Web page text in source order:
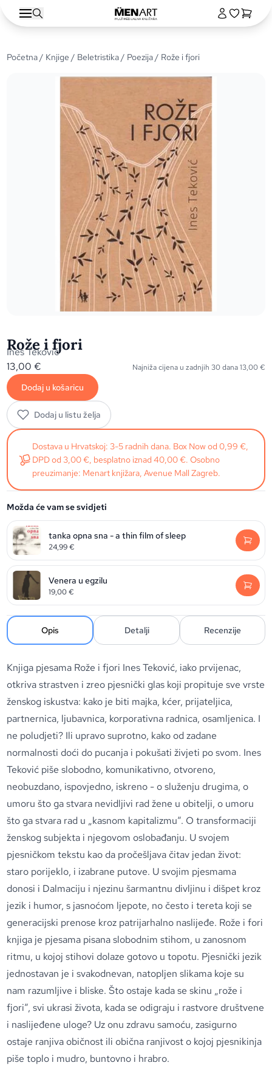
Početna/ Knjige / Beletristika/ Poezija/ Rože i fjori
Rože i fjori
Ines Teković
13,00€ Najniža cijena u zadnjih 30 dana13,00€
Dodaj u košaricu
Dodaj u listu želja
Dostava u Hrvatskoj: 3-5 radnih dana. Box Now od 0,99 €,
DPD od 3,00 €, besplatno iznad 40,00 €. Osobno
preuzimanje: Menart knjižara, Avenue Mall Zagreb.
Možda će vam se svidjeti
tanka opna sna - a thin film of sleep
24,99€
Venera u egzilu
19,00€
Opis Detalji Recenzije
Knjiga pjesama Rože i fjori Ines Teković, iako prvijenac,
otkriva strastven i zreo pjesnički glas koji propituje sve vrste
ženskog iskustva: kako je biti majka, kćer, prijateljica,
partnernica, ljubavnica, korporativna radnica, osamljenica. I
ne poludjeti? Ili upravo suprotno, kako od zadane
normalnosti doći do pucanja i pokušati živjeti po svom. Ines
Teković piše slobodno, komunikativno, otvoreno,
neobuzdano, ispovjedno, iskreno - o služenju drugima, o
umoru što ga stvara nevidljivi rad žene u obitelji, o umoru
što ga stvara rad u „kasnom kapitalizmu“. O transformaciji
ženskog subjekta i njegovom oslobađanju. U svojem
pjesničkom tekstu kao da pročešljava čitav jedan život:
staro porijeklo, i izabrane putove. U svojim pjesmama
donosi i Dalmaciju i njezinu šarmantnu divljinu i dišpet kroz
jezik i humor, s jasnoćom ljepote, no često i tereta koji se
generacijski prenose kroz patrijarhalno naslijeđe. Rože i fori
knjiga je pjesama pisana slobodnim stihom, u zanosnom
ritmu, u kojoj stihovi dolaze gotovo u topotu. Pjesnički jezik
jednostavan je i svakodnevan, natopljen slikama koje su
nam razumljive i bliske. Što ostaje kada se skinu „rože i
fjori“, svi ukrasi života, kada se odigraju i rastvore društvene
i naslijeđene uloge? Uz onu zdravu samoću, zasigurno
ostaje ranjiva običnost ili obična ranjivost o kojoj pjesnikinja
piše toplo i mudro, buntovno i hrabro.